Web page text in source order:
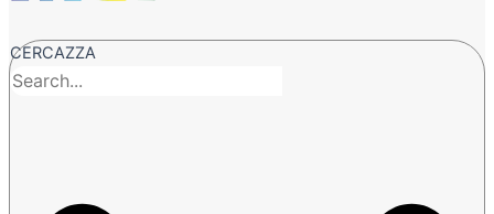
CERCAZZA